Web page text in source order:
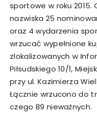
sportowe w roku 2015.
nazwiska 25
oraz 4 wydarzenia
wrzucać wypełnione
zlokalizowanych w
Piłsudskiego 10/1,
przy ul. Kazimierza
Łącznie wrzucono do
czego 89 nieważnych.